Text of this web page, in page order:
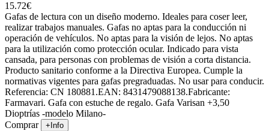
15.72€
Gafas de lectura con un diseño moderno. Ideales para coser leer,
realizar trabajos manuales. Gafas no aptas para la conducción ni
operación de vehículos. No aptas para la visión de lejos. No aptas
para la utilización como protección ocular. Indicado para vista
cansada, para personas con problemas de visión a corta distancia.
Producto sanitario conforme a la Directiva Europea. Cumple la
normativas vigentes para gafas pregraduadas. No usar para conducir.
Referencia: CN 180881.EAN: 8431479088138.Fabricante:
Farmavari. Gafa con estuche de regalo. Gafa Varisan +3,50
Dioptrías -modelo Milano-
Comprar
+Info